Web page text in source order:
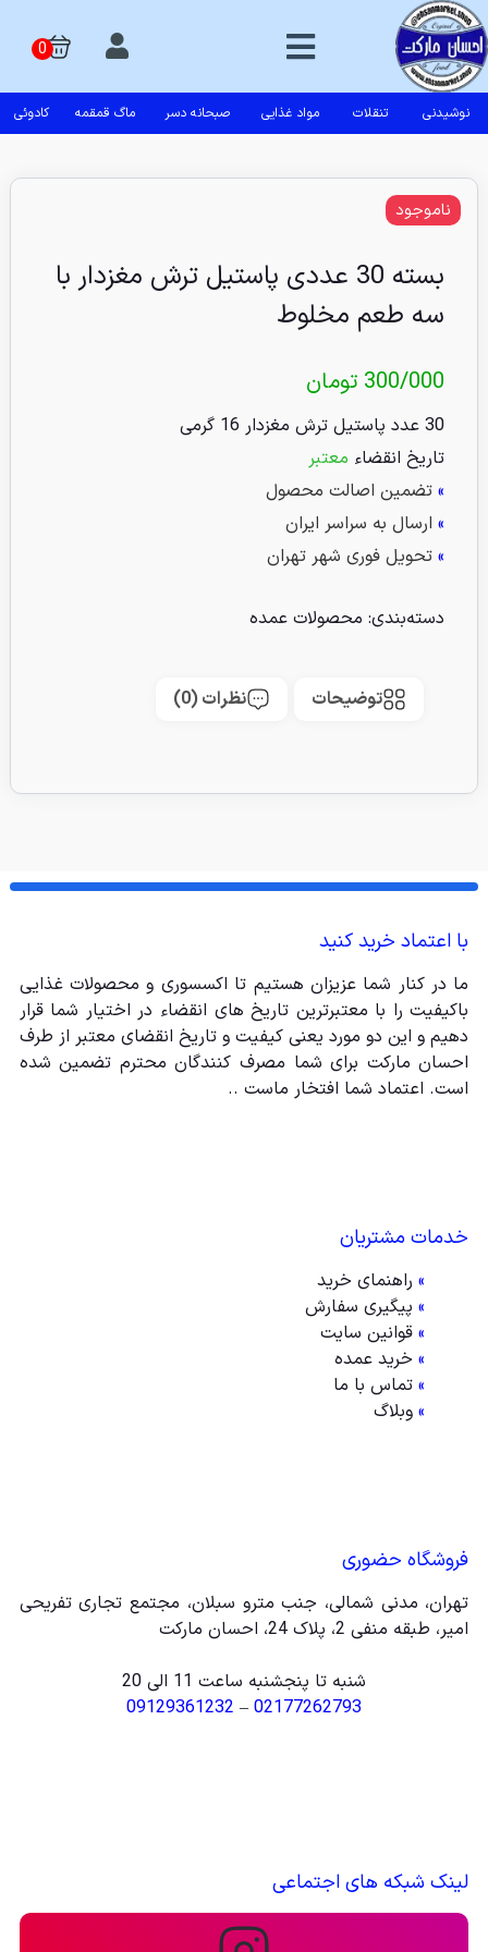
نوشیدنی تنقلات مواد غذایی صبحانه دسر ماگ قمقمه کادوئی
بسته 30 عددی پاستیل ترش مغزدار با
سه طعم مخلوط
300/000 تومان
30 عدد پاستیل ترش مغزدار 16 گرمی
تاریخ انقضاء معتبر
» تضمین اصالت محصول
» ارسال به سراسر ایران
» تحویل فوری شهر تهران
ناموجود
دسته‌بندی: محصولات عمده
توضیحات نظرات (0)
با اعتماد خرید کنید
ما در کنار شما عزیزان هستیم تا اکسسوری و محصولات غذایی
باکیفیت را با معتبرترین تاریخ های انقضاء در اختیار شما قرار
دهیم و این دو مورد یعنی کیفیت و تاریخ انقضای معتبر از طرف
احسان مارکت برای شما مصرف کنندگان محترم تضمین شده
است. اعتماد شما افتخار ماست ..
خدمات مشتریان
» راهنمای خرید
» پیگیری سفارش
» قوانین سایت
» خرید عمده
» تماس با ما
» وبلاگ
فروشگاه حضوری
تهران، مدنی شمالی، جنب مترو سبلان، مجتمع تجاری تفریحی
امیر، طبقه منفی 2، پلاک 24، احسان مارکت
شنبه تا پنجشنبه ساعت 11 الی 20
02177262793
–
09129361232
لینک شبکه های اجتماعی